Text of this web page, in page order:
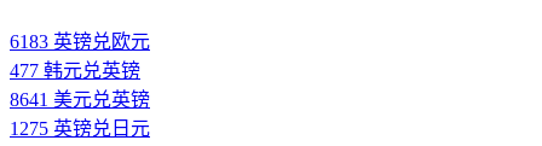
6183 英镑兑欧元
477 韩元兑英镑
8641 美元兑英镑
1275 英镑兑日元